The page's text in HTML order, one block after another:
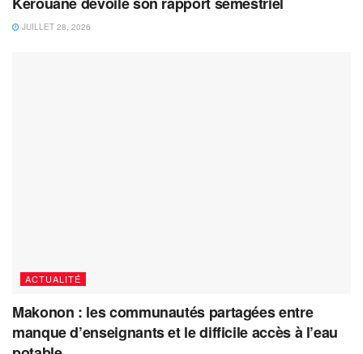
JUILLET 28, 2026
ACTUALITÉ
Makonon : les communautés partagées entre
manque d’enseignants et le difficile accès à l’eau